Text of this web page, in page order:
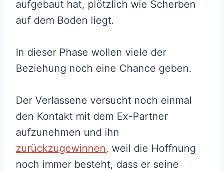
aufgebaut hat, plötzlich wie Scherben
auf dem Boden liegt.
In dieser Phase wollen viele der
Beziehung noch eine Chance geben.
Der Verlassene versucht noch einmal
den Kontakt mit dem Ex-Partner
aufzunehmen und ihn
zurückzugewinnen, weil die Hoffnung
noch immer besteht, dass er seine